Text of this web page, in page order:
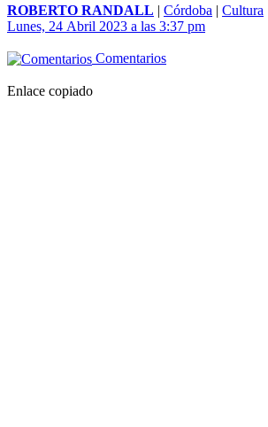
ROBERTO RANDALL | Córdoba | Cultura
Lunes, 24 Abril 2023 a las 3:37 pm
Comentarios
Enlace copiado